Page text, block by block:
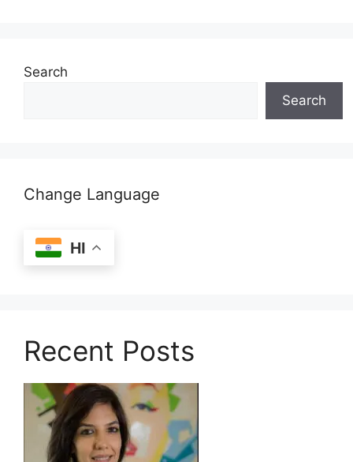
Search
Search
Change Language
HI
Recent Posts